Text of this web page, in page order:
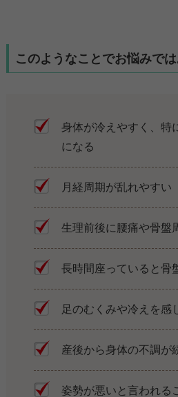
このようなことでお悩みで
身体が冷えやすく、特
になる
月経周期が乱れやすい
生理前後に腰痛や骨盤
長時間座っていると骨
足のむくみや冷えを感
産後から身体の不調が
姿勢が悪いと言われる